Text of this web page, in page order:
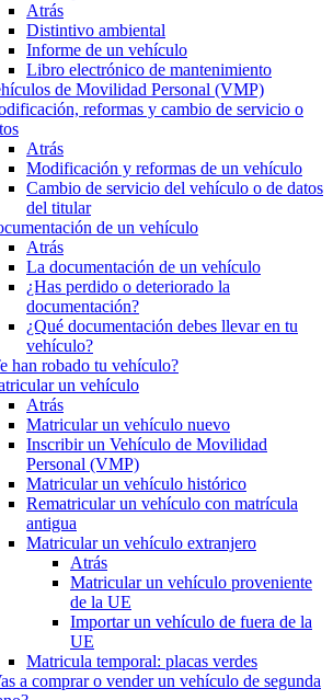
Atrás
Distintivo ambiental
Informe de un vehículo
Libro electrónico de mantenimiento
de Movilidad Personal (VMP)
reformas y cambio de servicio o
Atrás
Modificación y reformas de un vehículo
Cambio de servicio del vehículo o de datos
del titular
de un vehículo
Atrás
La documentación de un vehículo
¿Has perdido o deteriorado la
documentación?
¿Qué documentación debes llevar en tu
vehículo?
han robado tu vehículo?
un vehículo
Atrás
Matricular un vehículo nuevo
Inscribir un Vehículo de Movilidad
Personal (VMP)
Matricular un vehículo histórico
Rematricular un vehículo con matrícula
antigua
Matricular un vehículo extranjero
Atrás
Matricular un vehículo proveniente
de la UE
Importar un vehículo de fuera de la
UE
Matricula temporal: placas verdes
a comprar o vender un vehículo de segunda